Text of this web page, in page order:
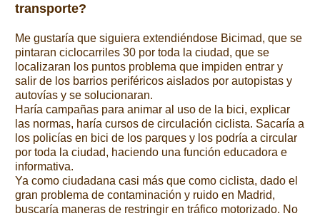
transporte?
Me gustaría que siguiera extendiéndose Bicimad, que se
pintaran ciclocarriles 30 por toda la ciudad, que se
localizaran los puntos problema que impiden entrar y
salir de los barrios periféricos aislados por autopistas y
autovías y se solucionaran.
Haría campañas para animar al uso de la bici, explicar
las normas, haría cursos de circulación ciclista. Sacaría a
los policías en bici de los parques y los podría a circular
por toda la ciudad, haciendo una función educadora e
informativa.
Ya como ciudadana casi más que como ciclista, dado el
gran problema de contaminación y ruido en Madrid,
buscaría maneras de restringir en tráfico motorizado. No